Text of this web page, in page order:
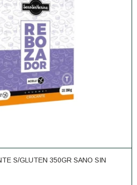
S/GLUTEN 350GR SANO SIN